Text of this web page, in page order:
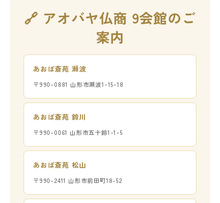
🔗 アオバヤ仏商 9会館のご
案内
あおば斎苑 瀬波
〒990-0881 山形市瀬波1-15-18
あおば斎苑 鈴川
〒990-0061 山形市五十鈴1-1-5
あおば斎苑 松山
〒990-2411 山形市前田町18-52